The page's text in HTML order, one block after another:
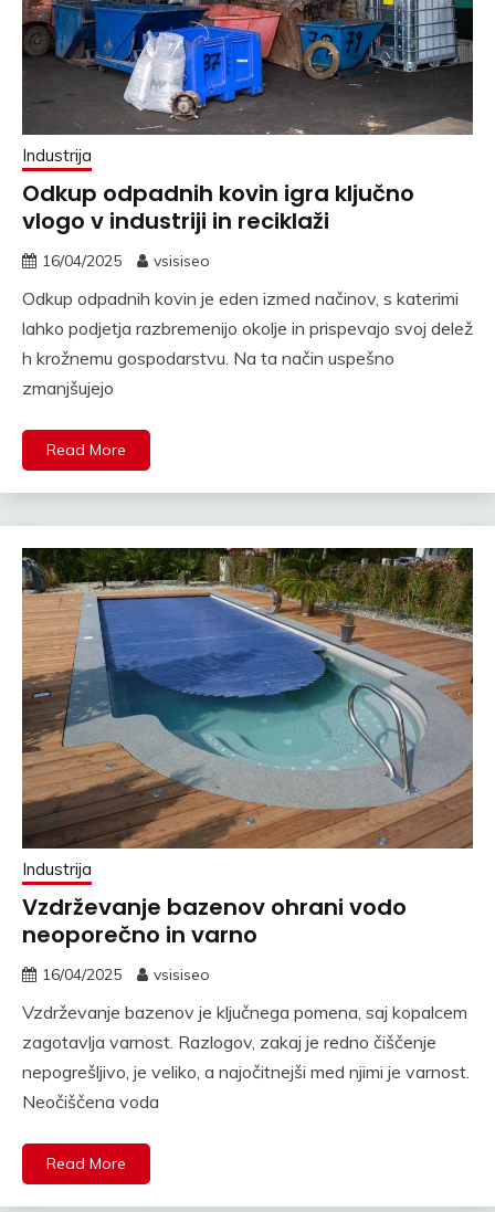
Industrija
Odkup odpadnih kovin igra ključno
vlogo v industriji in reciklaži
16/04/2025 vsisiseo
Odkup odpadnih kovin je eden izmed načinov, s katerimi
lahko podjetja razbremenijo okolje in prispevajo svoj delež
h krožnemu gospodarstvu. Na ta način uspešno
zmanjšujejo
Read More
Industrija
Vzdrževanje bazenov ohrani vodo
neoporečno in varno
16/04/2025 vsisiseo
Vzdrževanje bazenov je ključnega pomena, saj kopalcem
zagotavlja varnost. Razlogov, zakaj je redno čiščenje
nepogrešljivo, je veliko, a najočitnejši med njimi je varnost.
Neočiščena voda
Read More